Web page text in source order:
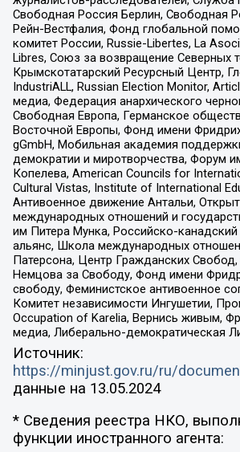
Свободная Россия Берлин, Свободная
Рейн-Вестфалия, Фонд глобальной
комитет России, Russie-Libertes, La
Libres, Союз за возвращение Северных
Крымскотатарский Ресурсный Центр,
IndustriALL, Russian Election Monitor,
медиа, Федерация анархического
Свободная Европа, Германское
Восточной Европы, Фонд имени
gGmbH, Мобильная академия
демократии и миротворчества, Форум
Копелева, American Councils for
Cultural Vistas, Institute of International
Антивоенное движение Антальи,
международных отношений и
им Питера Мунка, Российско-
альянс, Школа международных
Патерсона, Центр Гражданских
Немцова за Свободу, Фонд имени
свободу, Феминистское антивоенное
Комитет независимости Ингушетии,
Occupation of Karelia, Вернись живым,
медиа, Либерально-демократическая
Источник:
https://minjust.gov.ru/ru/
данные на 13.05.2024
* Сведения реестра НКО,
функции иностранного агента: